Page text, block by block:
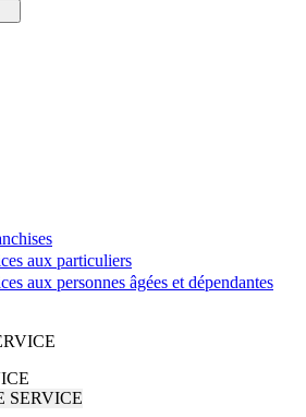
aux particuliers
aux personnes âgées et dépendantes